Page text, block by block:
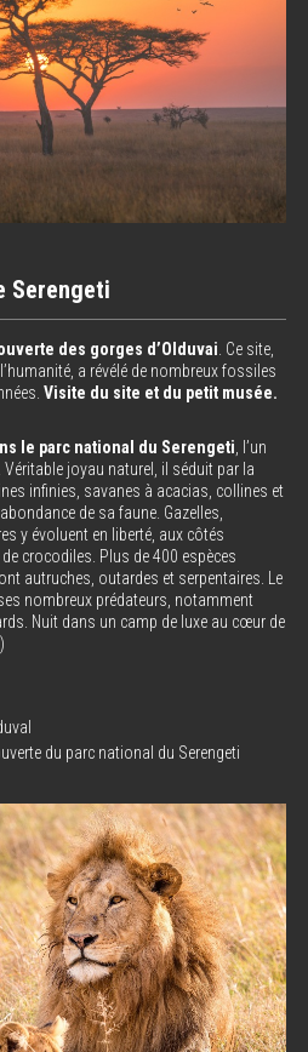
Serengeti
des gorges d’Olduvai . Ce site,
a révélé de nombreux fossiles
Visite du site et du petit musée.
le parc national du Serengeti , l’un
joyau naturel, il séduit par la
infinies, savanes à acacias, collines et
de sa faune. Gazelles,
y évoluent en liberté, aux côtés
crocodiles. Plus de 400 espèces
autruches, outardes et serpentaires. Le
nombreux prédateurs, notamment
Nuit dans un camp de luxe au cœur de
du parc national du Serengeti